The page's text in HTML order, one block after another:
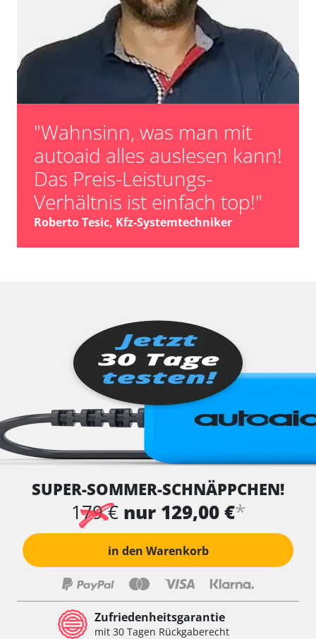
"Wahnsinn, was man mit
autoaid alles auslesen kann!
Das Preis-Leistungs-
Verhältnis ist einfach top!"
Roberto Tesic, Kfz-Systemtechniker
SUPER-SOMMER-SCHNÄPPCHEN!
179 € nur 129,00 €*
in den Warenkorb
Zufriedenheitsgarantie
mit 30 Tagen Rückgaberecht